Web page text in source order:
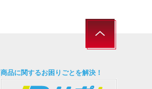
商品に関するお困りごとを解決！